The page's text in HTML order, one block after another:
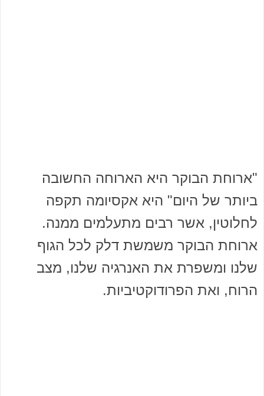
"ארוחת הבוקר היא הארוחה החשובה
ביותר של היום" היא אקסיומה תקפה
לחלוטין, אשר רבים מתעלמים ממנה.
ארוחת הבוקר משמשת דלק לכל הגוף
שלנו ומשפרת את האנרגיה שלנו, מצב
הרוח, ואת הפרודוקטיביות.